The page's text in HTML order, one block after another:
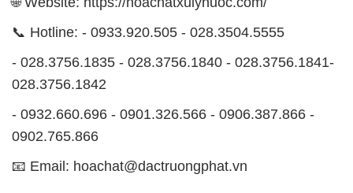
📞 Hotline: - 0933.920.505 - 028.3504.5555
- 028.3756.1835 - 028.3756.1840 - 028.3756.1841-
028.3756.1842
- 0932.660.696 - 0901.326.566 - 0906.387.866 -
0902.765.866
📧 Email: hoachat@dactruongphat.vn